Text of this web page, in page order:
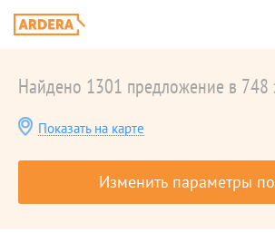
Найдено 1301 предложение в 748
Показать на карте
Изменить параметры